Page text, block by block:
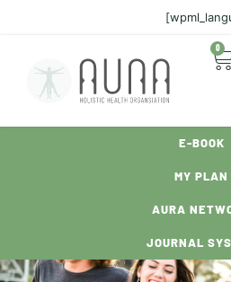
0
E-BOOK
MY PLAN
AURA
JOURNAL